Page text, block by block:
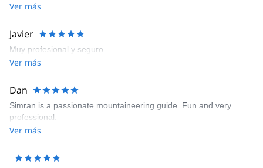
Ver más
Javier
Muy profesional y seguro
Ver más
Dan
Simran is a passionate mountaineering guide. Fun and very
professional.
Ver más